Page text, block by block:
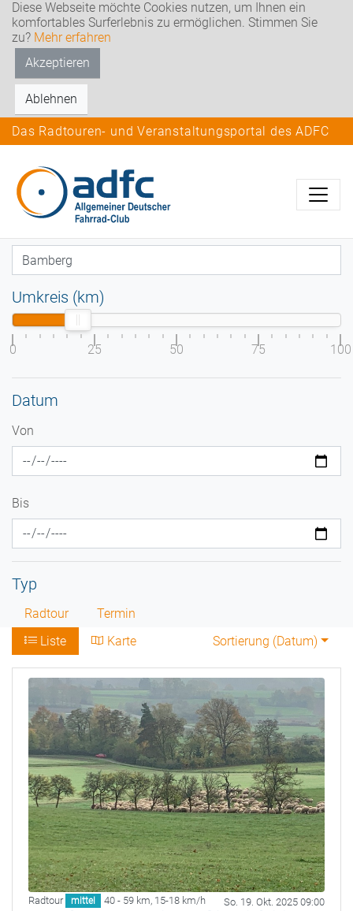
Diese Webseite möchte Cookies nutzen, um Ihnen ein
komfortables Surferlebnis zu ermöglichen. Stimmen Sie
zu? Mehr erfahren
Akzeptieren
Ablehnen
Das Radtouren- und Veranstaltungsportal des ADFC
Umkreis (km)
0 25 50 75 100
Datum
Von
Bis
Typ
Radtour
Termin
Liste
Karte Sortierung (Datum)
Radtour mittel 40 - 59 km, 15-18 km/h So. 19. Okt. 2025 09:00